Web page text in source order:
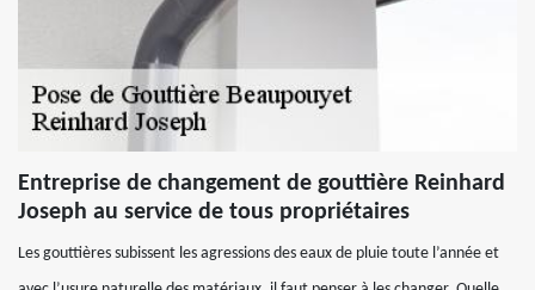
Entreprise de changement de gouttière Reinhard
Joseph au service de tous propriétaires
Les gouttières subissent les agressions des eaux de pluie toute l’année et